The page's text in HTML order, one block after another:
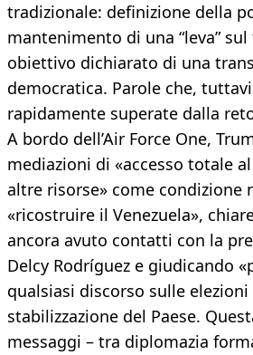
tradizionale: definizione della
mantenimento di una “leva”
obiettivo dichiarato di una
democratica. Parole che,
rapidamente superate dalla
A bordo dell’Air Force One,
mediazioni di «accesso totale
altre risorse» come condizione
«ricostruire il Venezuela»,
ancora avuto contatti con la
Delcy Rodríguez e giudicando
qualsiasi discorso sulle
stabilizzazione del Paese.
messaggi – tra diplomazia